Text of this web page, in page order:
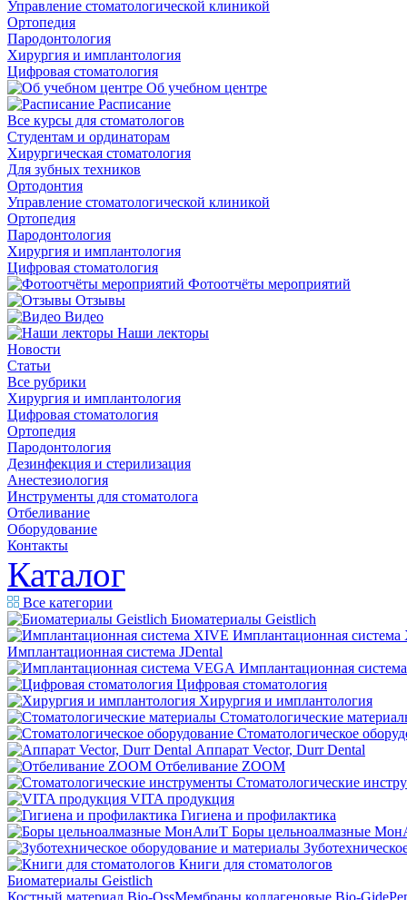
Управление стоматологической клиникой
Ортопедия
Пародонтология
Хирургия и имплантология
Цифровая стоматология
Об учебном центре
Расписание
Все курсы для стоматологов
Студентам и ординаторам
Хирургическая стоматология
Для зубных техников
Ортодонтия
Управление стоматологической клиникой
Ортопедия
Пародонтология
Хирургия и имплантология
Цифровая стоматология
Фотоотчёты мероприятий
Отзывы
Видео
Наши лекторы
Новости
Статьи
Все рубрики
Хирургия и имплантология
Цифровая стоматология
Ортопедия
Пародонтология
Дезинфекция и стерилизация
Анестезиология
Инструменты для стоматолога
Отбеливание
Оборудование
Контакты
Каталог
Все категории
Биоматериалы Geistlich
Имплантационная
Имплантационная система JDental
Имплантационная
Цифровая стоматология
Хирургия и имплантология
Стоматологические
Стоматологическое
Аппарат Vector, Durr Dental
Отбеливание ZOOM
Стоматологические
VITA продукция
Гигиена и профилактика
Боры цельноалмазные
Книги для стоматологов
Биоматериалы Geistlich